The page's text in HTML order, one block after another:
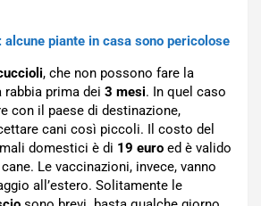
alcune piante in casa sono pericolose
, che non possono fare la
rabbia prima dei 3 mesi. In quel caso
con il paese di destinazione,
cani così piccoli. Il costo del
domestici è di 19 euro ed è valido
Le vaccinazioni, invece, vanno
all’estero. Solitamente le